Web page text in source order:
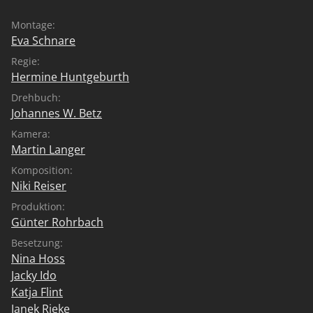
Montage:
Eva Schnare
Regie:
Hermine Huntgeburth
Drehbuch:
Johannes W. Betz
Kamera:
Martin Langer
Komposition:
Niki Reiser
Produktion:
Günter Rohrbach
Besetzung:
Nina Hoss
Jacky Ido
Katja Flint
Janek Rieke